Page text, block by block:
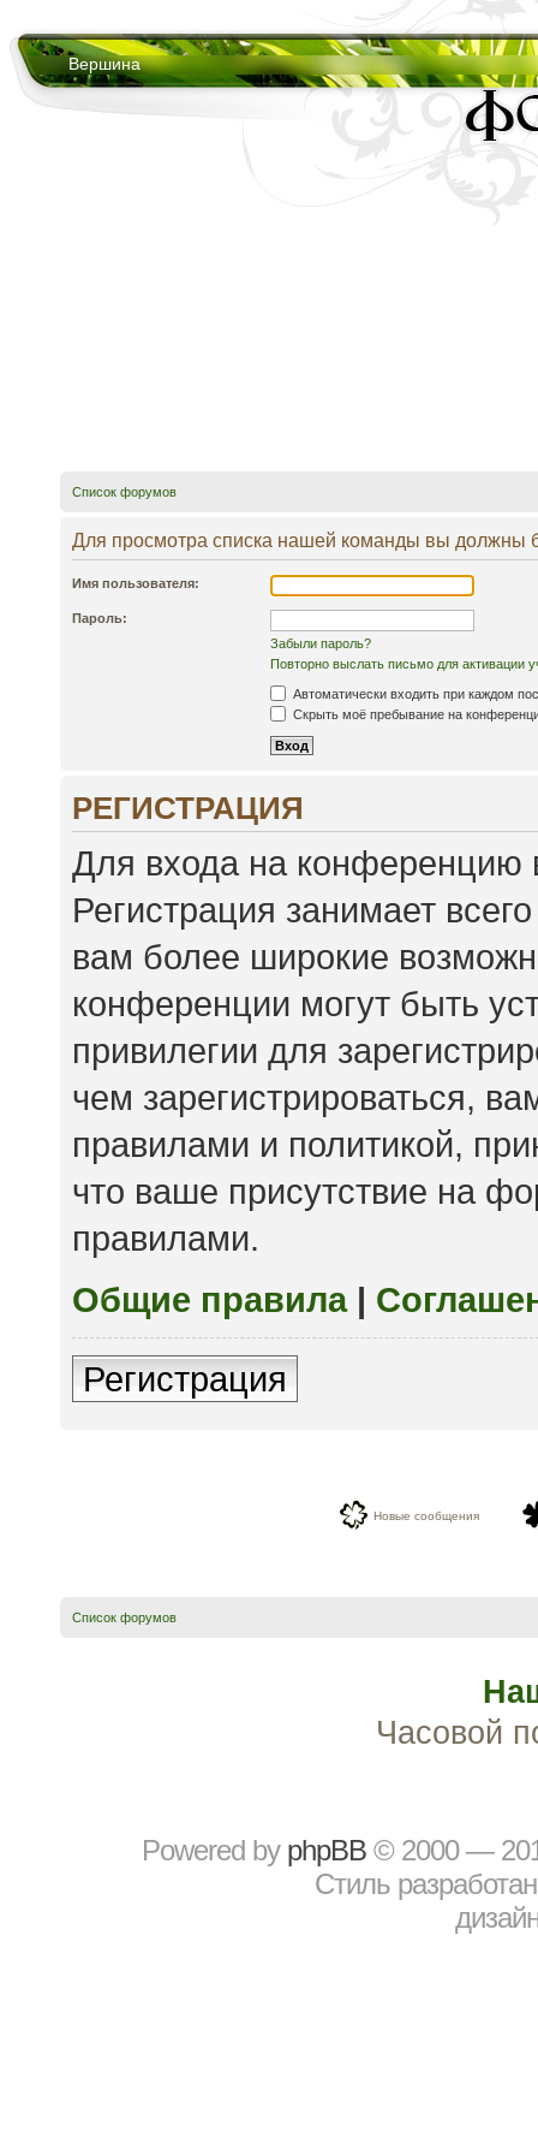
Вершина
Список форумов
Для просмотра списка нашей команды вы должны
Имя пользователя:
Пароль:
Забыли пароль?
Повторно выслать письмо для активации
Автоматически входить при каждом
Скрыть моё пребывание на
РЕГИСТРАЦИЯ
Для входа на конференцию
Регистрация занимает
вам более широкие
конференции могут быть
привилегии для
чем зарегистрироваться,
правилами и политикой,
что ваше присутствие на
правилами.
Общие правила|
Регистрация
Новые сообщения
Список форумов
Часовой
Powered by рhрBВ © 2000 —
Стиль